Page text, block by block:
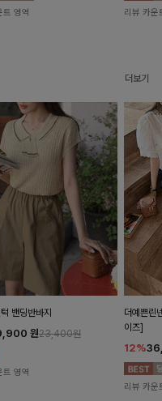
트 영역 리뷰 카운
더보기
밴딩반바지
원23,400원
트 영역
더예쁜린
이즈]
12%
리뷰 카운